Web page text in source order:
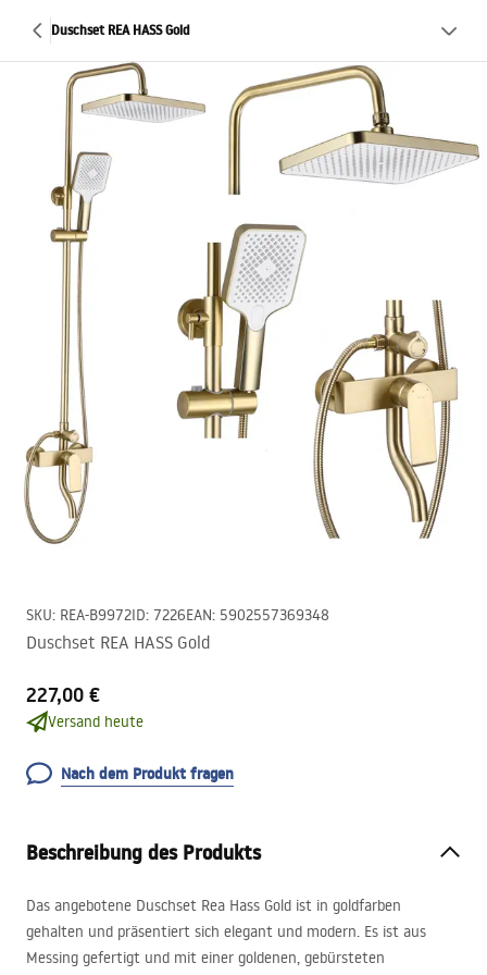
Duschset REA HASS Gold
SKU: REA-B9972ID: 7226EAN: 5902557369348
Duschset REA HASS Gold
227,00 €
Versand heute
Nach dem Produkt fragen
Beschreibung des Produkts
Das angebotene Duschset Rea Hass Gold ist in goldfarben
gehalten und präsentiert sich elegant und modern. Es ist aus
Messing gefertigt und mit einer goldenen, gebürsteten